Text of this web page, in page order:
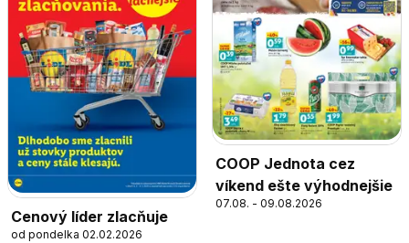
Cenový líder zlacňuje
od pondelka 02.02.2026
COOP Jednota cez
víkend ešte výhodnejšie
07.08. - 09.08.2026